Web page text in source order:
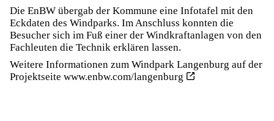
Die EnBW übergab der Kommune eine Infotafel mit den
Eckdaten des Windparks. Im Anschluss konnten die
Besucher sich im Fuß einer der Windkraftanlagen von den
Fachleuten die Technik erklären lassen.
Weitere Informationen zum Windpark Langenburg auf der
Projektseite www.enbw.com/langenburg